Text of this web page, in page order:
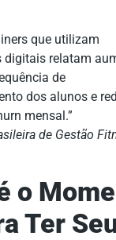
que utilizam
digitais relatam
de
dos alunos e
mensal.”
de Gestão
o
Ter